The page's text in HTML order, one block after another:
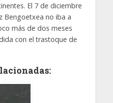
El 7 de diciembre
Bengoetxea no iba a
más de dos meses
con el trastoque de